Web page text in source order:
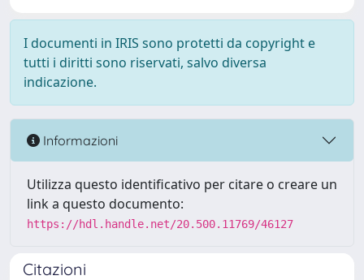
I documenti in IRIS sono protetti da copyright e
tutti i diritti sono riservati, salvo diversa
indicazione.
Informazioni
Utilizza questo identificativo per citare o creare un
link a questo documento:
https://hdl.handle.net/20.500.11769/46127
Citazioni